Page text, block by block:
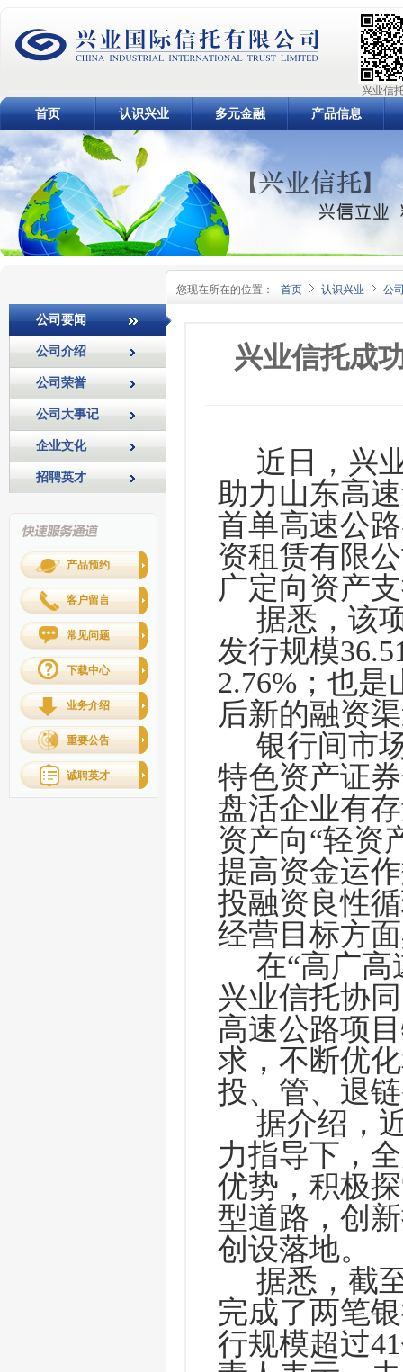
兴业信
首页 认识兴业 多元金融 产品信息
您现在所在的位置： 首页 认识兴业 公
公司要闻
公司介绍
公司荣誉
公司大事记
企业文化
招聘英才
产品预约
客户留言
常见问题
下载中心
业务介绍
重要公告
诚聘英才
兴业信托成
近日，兴
助力山东高
首单高速公
资租赁有限
广定向资产
据悉，该
发行规模
2.76%；也是
后新的融资
银行间市
特色资产证
盘活企业有
资产向“轻资
提高资金运
投融资良性
经营目标方
在“高广高
兴业信托协
高速公路项
求，不断优
投、管、退
据介绍，
力指导下，
优势，积极
型道路，创
创设落地。
据悉，截
完成了两笔
行规模超过